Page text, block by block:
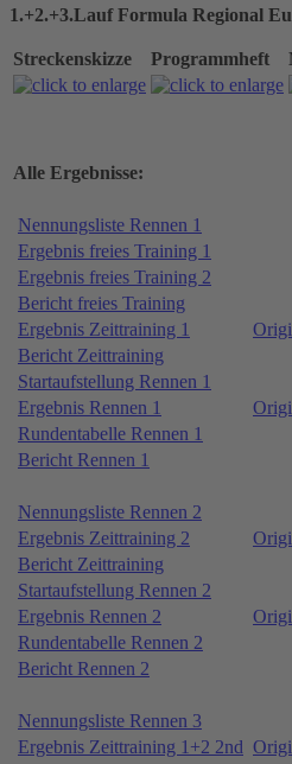
1.+2.+3.Lauf Formula Regional
Streckenskizze Programmheft
Alle Ergebnisse:
Nennungsliste Rennen 1
Ergebnis freies Training 1
Ergebnis freies Training 2
Bericht freies Training
Ergebnis Zeittraining 1
Bericht Zeittraining
Startaufstellung Rennen 1
Ergebnis Rennen 1
Rundentabelle Rennen 1
Bericht Rennen 1
Nennungsliste Rennen 2
Ergebnis Zeittraining 2
Bericht Zeittraining
Startaufstellung Rennen 2
Ergebnis Rennen 2
Rundentabelle Rennen 2
Bericht Rennen 2
Nennungsliste Rennen 3
Ergebnis Zeittraining 1+2 2nd